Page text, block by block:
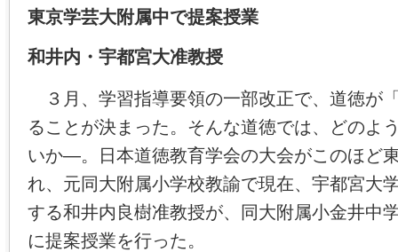
東京学芸大附属中で提案授業
和井内・宇都宮大准教授
３月、学習指導要領の一部改正で、道徳が
ることが決まった。そんな道徳では、どのよ
いか―。日本道徳教育学会の大会がこのほど
れ、元同大附属小学校教諭で現在、宇都宮大
する和井内良樹准教授が、同大附属小金井中
に提案授業を行った。